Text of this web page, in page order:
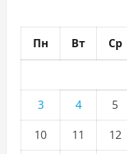
Пн Вт Ср
3
4 5
10
11 12